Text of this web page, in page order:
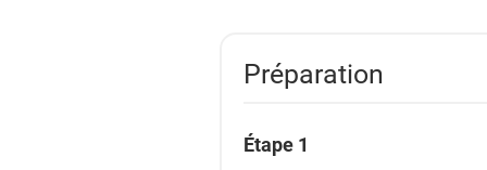
Préparation
Étape 1